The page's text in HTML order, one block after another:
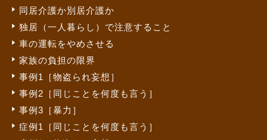
同居介護か別居介護か
独居（一人暮らし）で注意すること
車の運転をやめさせる
家族の負担の限界
事例1［物盗られ妄想］
事例2［同じことを何度も言う］
事例3［暴力］
症例1［同じことを何度も言う］